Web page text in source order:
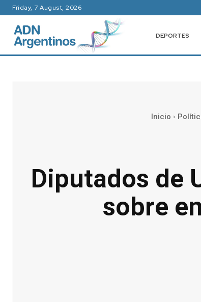
Friday, 7 August, 2026
DEPORTES
Inicio
Diputados de
sobre